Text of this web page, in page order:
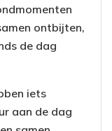
ontbijten,
de dag
iets
aan de dag